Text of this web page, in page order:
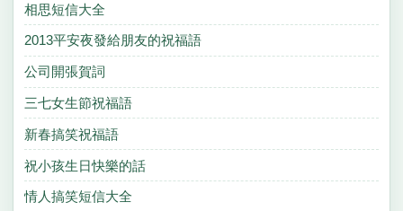
相思短信大全
2013平安夜發給朋友的祝福語
公司開張賀詞
三七女生節祝福語
新春搞笑祝福語
祝小孩生日快樂的話
情人搞笑短信大全